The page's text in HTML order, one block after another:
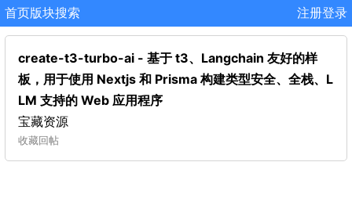
首页版块搜索 注册登录
create-t3-turbo-ai - 基于 t3、Langchain 友好的样
板，用于使用 Nextjs 和 Prisma 构建类型安全、全栈、L
LM 支持的 Web 应用程序
宝藏资源
收藏回帖